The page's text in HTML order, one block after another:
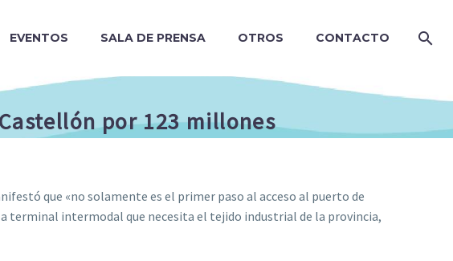
EVENTOS SALA DE PRENSA OTROS CONTACTO
por 123 millones
que «no solamente es el primer paso al acceso al puerto de
terminal intermodal que necesita el tejido industrial de la provincia,